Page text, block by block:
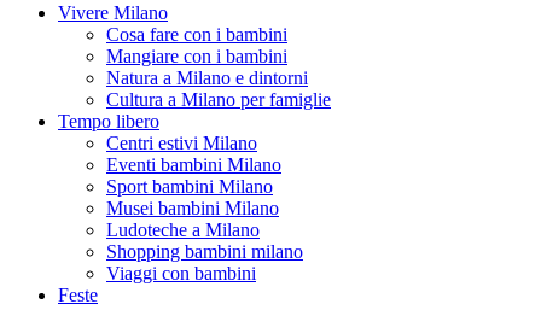
Vivere Milano
Cosa fare con i bambini
Mangiare con i bambini
Natura a Milano e dintorni
Cultura a Milano per famiglie
Tempo libero
Centri estivi Milano
Eventi bambini Milano
Sport bambini Milano
Musei bambini Milano
Ludoteche a Milano
Shopping bambini milano
Viaggi con bambini
Feste